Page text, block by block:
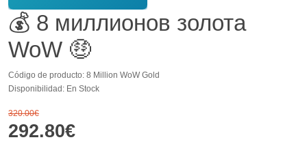
💰 8 миллионов золота
WoW 🤑
Código de producto: 8 Million WoW Gold
Disponibilidad: En Stock
320.00€
292.80€